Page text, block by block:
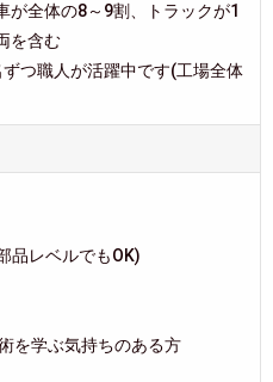
が全体の8～9割、トラックが1
を含む
つ職人が活躍中です(工場全体
品レベルでもOK)
を学ぶ気持ちのある方